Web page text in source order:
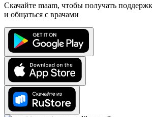
Скачайте maam, чтобы получать
и общаться с врачами